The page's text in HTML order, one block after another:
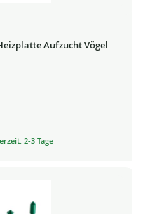
Aufzucht Vögel
2-3 Tage